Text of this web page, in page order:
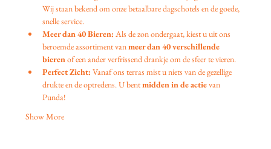
Wij staan bekend om onze betaalbare dagschotels en de goede,
snelle service.
Meer dan 40 Bieren: Als de zon ondergaat, kiest u uit ons
beroemde assortiment van meer dan 40 verschillende
bieren of een ander verfrissend drankje om de sfeer te vieren.
Perfect Zicht: Vanaf ons terras mist u niets van de gezellige
drukte en de optredens. U bent midden in de actie van
Punda!
Show More